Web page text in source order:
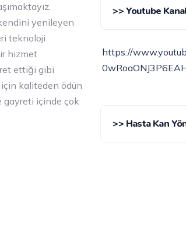
yenileyen
teknoloji
hizmet
ettiği gibi
için kaliteden ödün
gayreti içinde çok
>> Youtube
https://
>> Hasta Kan